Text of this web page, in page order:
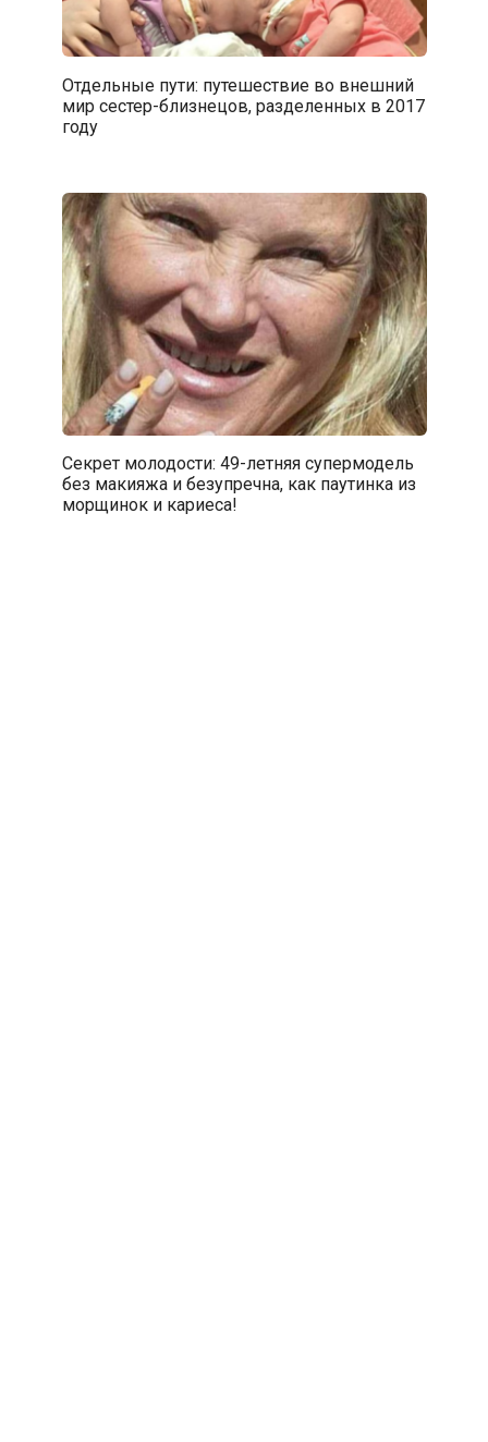
Отдельные пути: путешествие во внешний
мир сестер-близнецов, разделенных в 2017
году
Секрет молодости: 49-летняя супермодель
без макияжа и безупречна, как паутинка из
морщинок и кариеса!